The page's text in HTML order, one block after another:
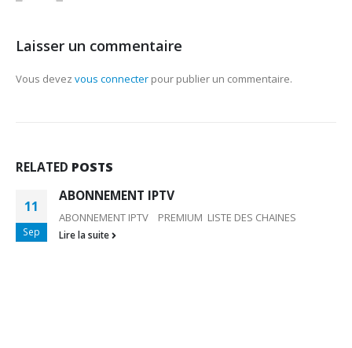
Laisser un commentaire
Vous devez vous connecter pour publier un commentaire.
RELATED POSTS
11
Sep
ABONNEMENT IPTV
ABONNEMENT IPTV PREMIUM LISTE DES CHAINES
Lire la suite